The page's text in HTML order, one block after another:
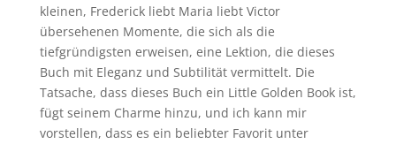
kleinen, Frederick liebt Maria liebt Victor
übersehenen Momente, die sich als die
tiefgründigsten erweisen, eine Lektion, die dieses
Buch mit Eleganz und Subtilität vermittelt. Die
Tatsache, dass dieses Buch ein Little Golden Book ist,
fügt seinem Charme hinzu, und ich kann mir
vorstellen, dass es ein beliebter Favorit unter